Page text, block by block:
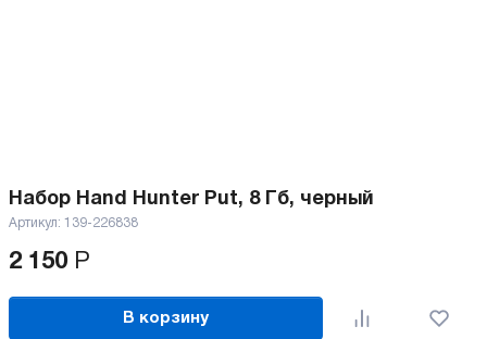
Набор Hand Hunter Put, 8 Гб, черный
Артикул: 139-226838
2 150 Р
В корзину